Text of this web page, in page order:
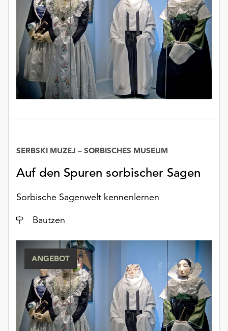
Auf den Spuren sorbischer Sagen
SERBSKI MUZEJ – SORBISCHES MUSEUM
Sorbische Sagenwelt kennenlernen
Ort
Bautzen
ANGEBOT